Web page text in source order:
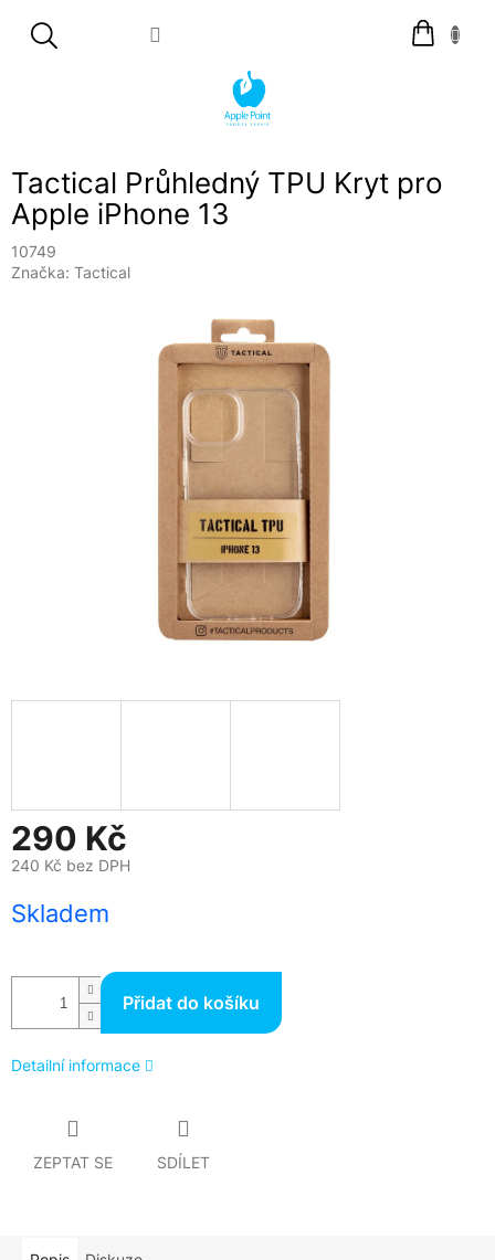
Nákupní
košík
Tactical Průhledný TPU Kryt pro
Apple iPhone 13
10749
Značka: Tactical
290 Kč
240 Kč bez DPH
cena:
Skladem
Přidat do košíku
Detailní informace
ZEPTAT SE SDÍLET